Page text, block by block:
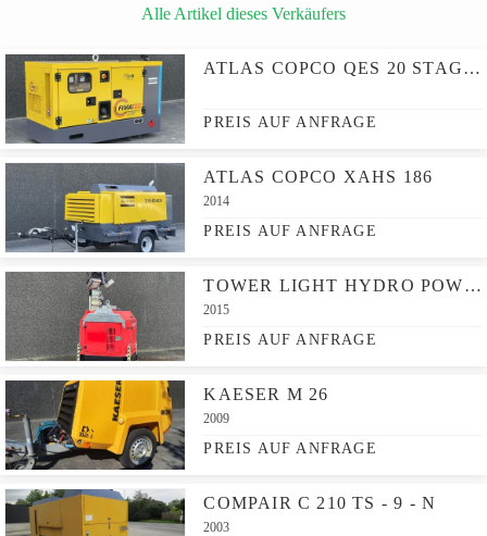
Alle Artikel dieses Verkäufers
ATLAS COPCO QES 20 STAGE V
PREIS AUF ANFRAGE
ATLAS COPCO XAHS 186
2014
PREIS AUF ANFRAGE
TOWER LIGHT HYDRO POWER CUBE
2015
PREIS AUF ANFRAGE
KAESER M 26
2009
PREIS AUF ANFRAGE
COMPAIR C 210 TS - 9 - N
2003